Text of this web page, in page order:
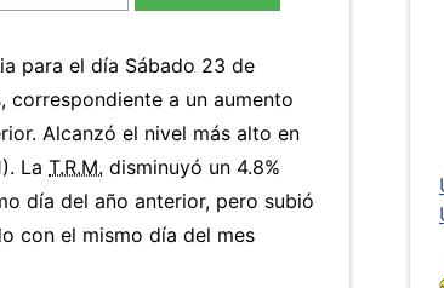
para el día Sábado 23 de
correspondiente a un aumento
Alcanzó el nivel más alto en
La T.R.M. disminuyó un 4.8%
día del año anterior, pero subió
con el mismo día del mes